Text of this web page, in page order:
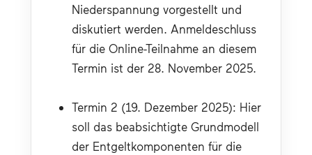
Niederspannung vorgestellt und
diskutiert werden. Anmeldeschluss
für die Online-Teilnahme an diesem
Termin ist der 28. November 2025.
Termin 2 (19. Dezember 2025): Hier
soll das beabsichtigte Grundmodell
der Entgeltkomponenten für die